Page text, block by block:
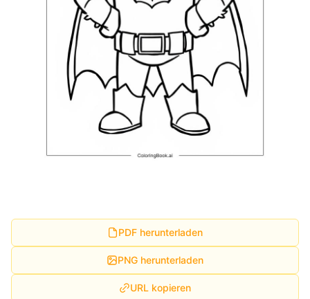
PDF herunterladen
PNG herunterladen
URL kopieren